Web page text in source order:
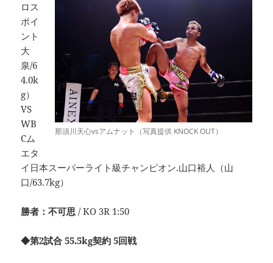
那須川天心vsアムナット（写真提供 KNOCK OUT）
ロス
ポイ
ント
大
泉/6
4.0k
g）
VS
WB
Cム
エタ
イ日本スーパーライト級チャンピオン.山口裕人（山
口/63.7kg）
勝者：不可思 / KO 3R 1:50
◆第2試合 55.5kg契約 5回戦